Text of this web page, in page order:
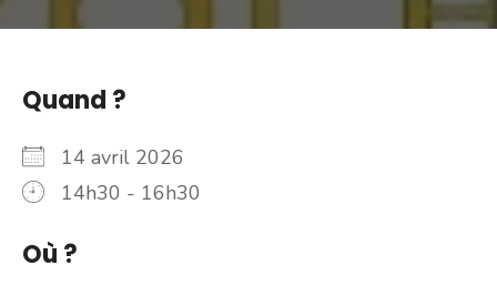
Quand ?
14 avril 2026
14h30 - 16h30
Où ?